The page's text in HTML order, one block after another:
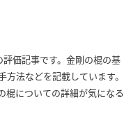
価記事です。金剛の棍の基
法などを記載しています。
棍についての詳細が気になる